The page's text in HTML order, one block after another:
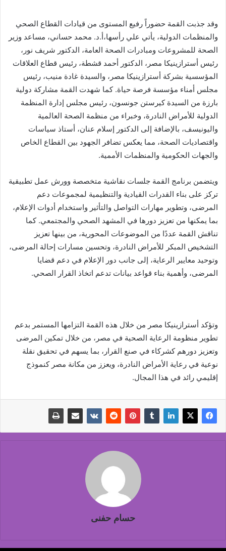
وقد جذبت القمة حضوراً رفيع المستوى من قيادات القطاع الصحي
والمنظمات الدولية، يأتي علي رأسها،أ.د. محمد حساني، مساعد وزير
الصحة للمشروعات ومبادرات الصحة العامة، الدكتور شريف نور،
رئيس أسترازينيكا مصر، الدكتور أحمد قشطة، رئيس قطاع العلاقات
المؤسسية بشركة أسترازينيكا مصر، والسيدة غادة منيب، رئيس
مجلس أمناء مؤسسة فرصة حياة. كما شهدت القمة مشاركة دولية
بارزة من السيدة كيرستن جونسون، رئيس مجلس إدارة المنظمة
الدولية للأمراض النادرة، وخبراء من منظمة الصحة العالمية
واليونيسف، بالإضافة إلى الدكتور إسلام عنان، أستاذ سياسات
واقتصاديات الصحة، مما يعكس تضافر الجهود بين القطاع الخاص
والجهات الحكومية والمنظمات الأممية.
ويتضمن برنامج القمة جلسات نقاشية متخصصة وورش عمل تطبيقية
تركز على بناء القدرات القيادية والتنظيمية لمجموعات دعم
المرضى، وتطوير مهارات التواصل والتأثير واستخدام أدوات الإعلام،
بما يمكنها من تعزيز دورها في المشهد الصحي والمجتمعي. كما
تناقش القمة عددًا من الموضوعات المحورية، من بينها تعزيز
التشخيص المبكر للأمراض النادرة، وتحسين مسارات إحالة المرضى،
وتوحيد معايير الرعاية، إلى جانب دور الإعلام في دعم قضايا
المرضى، وأهمية بناء قواعد بيانات تدعم اتخاذ القرار الصحي.
وتؤكد أسترازينيكا مصر من خلال هذه القمة التزامها المستمر بدعم
تطوير منظومة الرعاية الصحية في مصر، من خلال تمكين المرضى
وتعزيز دورهم كشركاء في صنع القرار، بما يسهم في تحقيق نقلة
نوعية في رعاية الأمراض النادرة، ويعزز من مكانة مصر كنموذج
إقليمي رائد في هذا المجال.
حسام حفنى